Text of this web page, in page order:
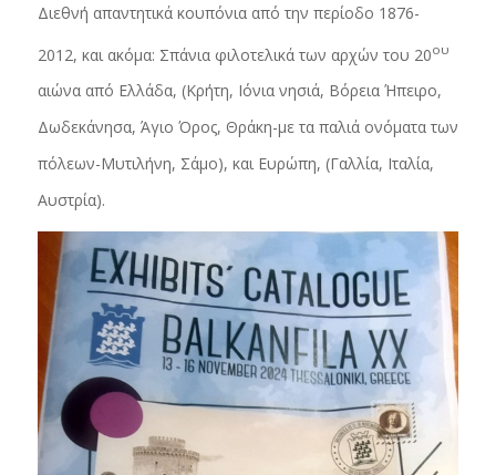
Διεθνή απαντητικά κουπόνια από την περίοδο 1876-
2012, και ακόμα: Σπάνια φιλοτελικά των αρχών του 20ου
αιώνα από Ελλάδα, (Κρήτη, Ιόνια νησιά, Βόρεια Ήπειρο,
Δωδεκάνησα, Άγιο Όρος, Θράκη-με τα παλιά ονόματα των
πόλεων-Μυτιλήνη, Σάμο), και Ευρώπη, (Γαλλία, Ιταλία,
Αυστρία).